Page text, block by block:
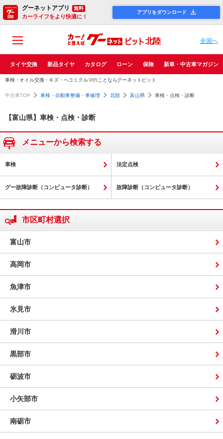
グーネットアプリ 無料
カーライフをより快適に！
アプリをダウンロード
北陸 全国へ
タイヤ交換 新品タイヤ カタログ ローン 保険 新車・中古車マガジン
車検・オイル交換・キズ・ヘコミクルマのことならグーネットピット
中古車TOP 車検・自動車整備・車修理 北陸 富山県 車検・点検・診断
【富山県】車検・点検・診断
メニューから検索する
車検 法定点検
グー故障診断（コンピュータ診断） 故障診断（コンピュータ診断）
市区町村選択
富山市
高岡市
魚津市
氷見市
滑川市
黒部市
砺波市
小矢部市
南砺市